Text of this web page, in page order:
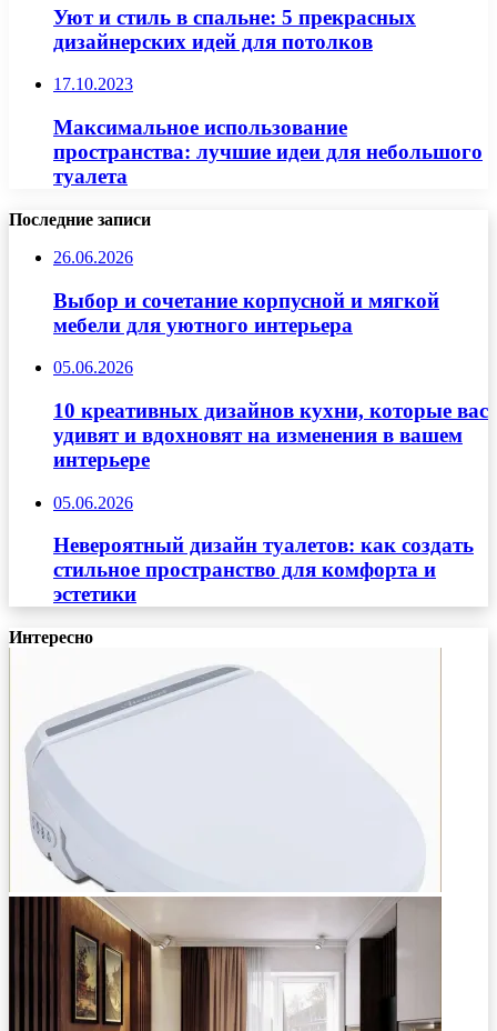
Уют и стиль в спальне: 5 прекрасных
дизайнерских идей для потолков
17.10.2023
Максимальное использование
пространства: лучшие идеи для небольшого
туалета
Последние записи
26.06.2026
Выбор и сочетание корпусной и мягкой
мебели для уютного интерьера
05.06.2026
10 креативных дизайнов кухни, которые вас
удивят и вдохновят на изменения в вашем
интерьере
05.06.2026
Невероятный дизайн туалетов: как создать
стильное пространство для комфорта и
эстетики
Интересно